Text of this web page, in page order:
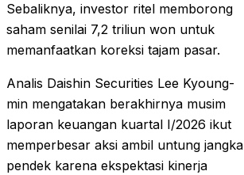
Sebaliknya, investor ritel memborong
saham senilai 7,2 triliun won untuk
memanfaatkan koreksi tajam pasar.
Analis Daishin Securities Lee Kyoung-
min mengatakan berakhirnya musim
laporan keuangan kuartal I/2026 ikut
memperbesar aksi ambil untung jangka
pendek karena ekspektasi kinerja